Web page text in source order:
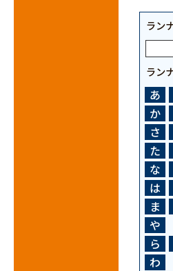
ラン
ラン
あ
か
さ
た
な
は
ま
や
ら
わ